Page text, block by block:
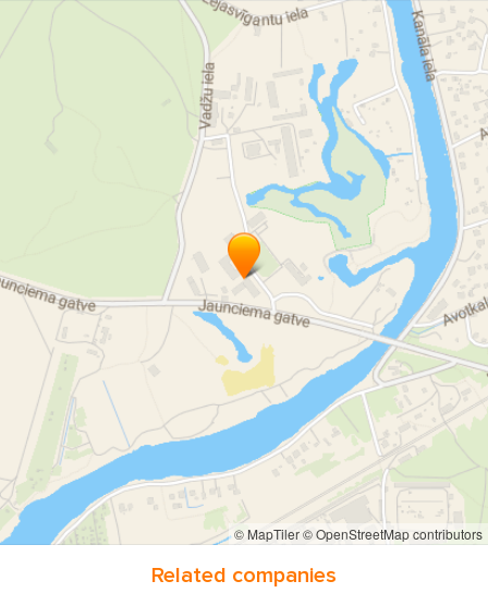
svaigi zāģēti
žāvēts
Koksnes pārstrādes produkti
šķelda
zāģu skaidas
Apdares dēļi
apšuvuma dēļi
žoga dēļi
Koksnes žāvēšana
kalibrēšana
ēvelēšana
Apaļkoku iepirkšana priede
egle
Zāģmateriālu iepirkšana
Malka
Apkures ogles
Koka mājas koka pirtis
© MapTiler© OpenStreetMap contributors
Related companies